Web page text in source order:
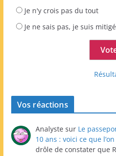
Je n'y crois pas du tout
Je ne sais pas, je suis
Vos réactions
Analyste sur Le
10 ans : voici ce que
drôle de constater que